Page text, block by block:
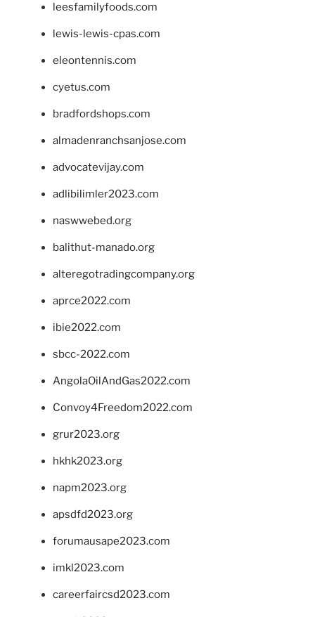
leesfamilyfoods.com
lewis-lewis-cpas.com
eleontennis.com
cyetus.com
bradfordshops.com
almadenranchsanjose.com
advocatevijay.com
adlibilimler2023.com
naswwebed.org
balithut-manado.org
alteregotradingcompany.org
aprce2022.com
ibie2022.com
sbcc-2022.com
AngolaOilAndGas2022.com
Convoy4Freedom2022.com
grur2023.org
hkhk2023.org
napm2023.org
apsdfd2023.org
forumausape2023.com
imkl2023.com
careerfaircsd2023.com